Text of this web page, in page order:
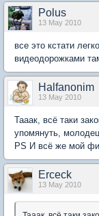
Polus
13 May 2010
все это кстати
видеодорожками
Halfanonim
13 May 2010
Тааак, всё таки
упомянуть,
PS И всё же мой
Erceck
13 May 2010